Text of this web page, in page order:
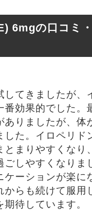
6mgの口コミ
してきましたが、
番効果的でした。
ありましたが、体
した。イロペリド
とまりやすくなり
ごしやすくなりま
ケーションが楽に
からも続けて服用
待しています。